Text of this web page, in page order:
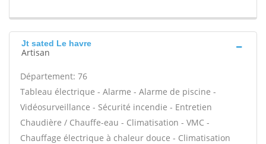
Jt sated Le havre
Artisan
Département: 76
Tableau électrique - Alarme - Alarme de piscine -
Vidéosurveillance - Sécurité incendie - Entretien
Chaudière / Chauffe-eau - Climatisation - VMC -
Chauffage électrique à chaleur douce - Climatisation